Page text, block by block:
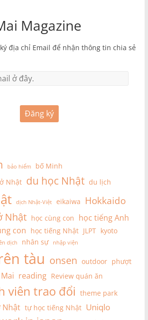
Magazine
địa chỉ Email để nhận thông tin chia sẻ
Đăng ký
bảo hiểm
bố Minh
Nhật du học Nhật du lịch
dịch Nhật-Việt eikaiwa Hokkaido
Nhật học cùng con học tiếng Anh
con học tiếng Nhật JLPT kyoto
dịch nhân sự nhập viện
tàu onsen outdoor phượt
reading Review quán ăn
viên trao đổi theme park
Nhật tự học tiếng Nhật Uniqlo